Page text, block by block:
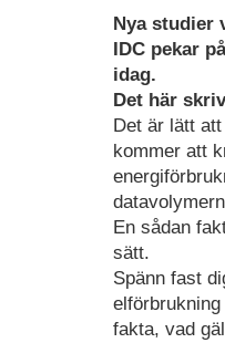
Nya studier
IDC pekar
idag.
Det här
Det är lätt
kommer att
En sådan
sätt.
Spänn fast
fakta, vad